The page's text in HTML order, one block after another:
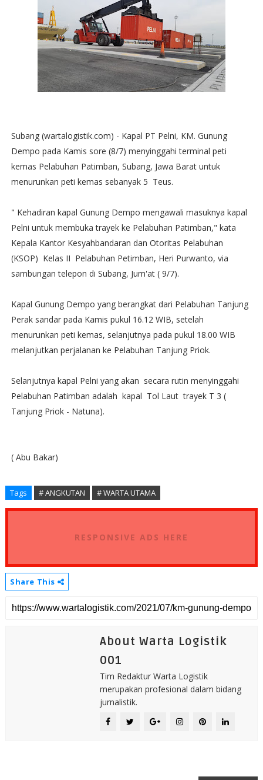
Subang (wartalogistik.com) - Kapal PT Pelni, KM. Gunung
Dempo pada Kamis sore (8/7) menyinggahi terminal peti
kemas Pelabuhan Patimban, Subang, Jawa Barat untuk
menurunkan peti kemas sebanyak 5 Teus.
" Kehadiran kapal Gunung Dempo mengawali masuknya kapal
Pelni untuk membuka trayek ke Pelabuhan Patimban," kata
Kepala Kantor Kesyahbandaran dan Otoritas Pelabuhan
(KSOP) Kelas II Pelabuhan Petimban, Heri Purwanto, via
sambungan telepon di Subang, Jum'at ( 9/7).
Kapal Gunung Dempo yang berangkat dari Pelabuhan Tanjung
Perak sandar pada Kamis pukul 16.12 WIB, setelah
menurunkan peti kemas, selanjutnya pada pukul 18.00 WIB
melanjutkan perjalanan ke Pelabuhan Tanjung Priok.
Selanjutnya kapal Pelni yang akan secara rutin menyinggahi
Pelabuhan Patimban adalah kapal Tol Laut trayek T 3 (
Tanjung Priok - Natuna).
( Abu Bakar)
Tags # ANGKUTAN # WARTA UTAMA
RESPONSIVE ADS HERE
Share This
About Warta Logistik
001
Tim Redaktur Warta Logistik
merupakan profesional dalam bidang
jurnalistik.